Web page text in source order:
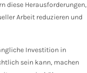
diese Herausforderungen,
Arbeit reduzieren und
Investition in
sein kann, machen